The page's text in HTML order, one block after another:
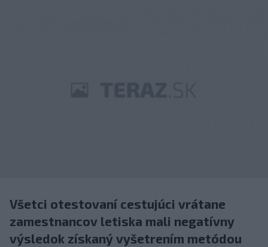
Všetci otestovaní cestujúci vrátane
zamestnancov letiska mali negatívny
výsledok získaný vyšetrením metódou